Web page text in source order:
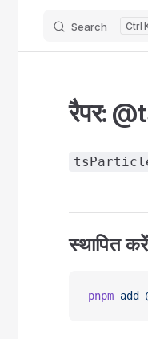
Search
रैपर:
स्थापित करें
pnpm add